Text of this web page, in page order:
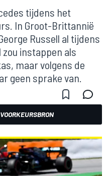
tijdens het
In Groot-Brittannië
Russell al tijdens
zou instappen als
maar volgens de
geen sprake van.